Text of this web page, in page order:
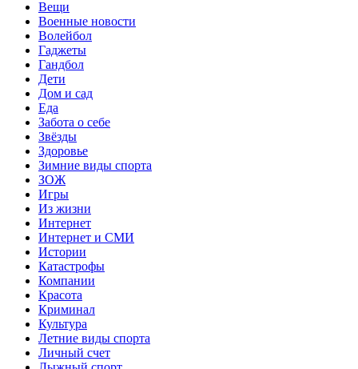
Вещи
Военные новости
Волейбол
Гаджеты
Гандбол
Дети
Дом и сад
Еда
Забота о себе
Звёзды
Здоровье
Зимние виды спорта
ЗОЖ
Игры
Из жизни
Интернет
Интернет и СМИ
Истории
Катастрофы
Компании
Красота
Криминал
Культура
Летние виды спорта
Личный счет